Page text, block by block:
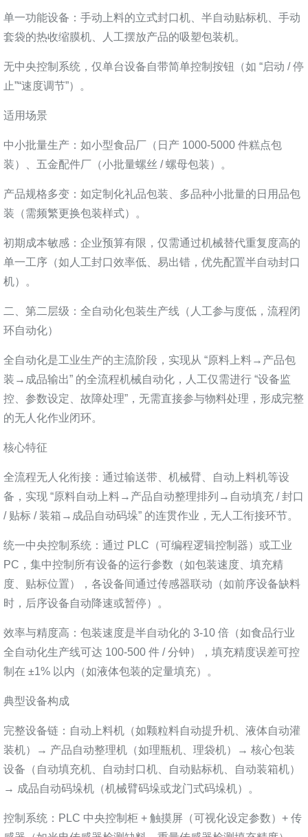
单一功能设备：手动上料的立式封口机、半自动贴标机、手动
套袋的热收缩膜机、人工摆放产品的吸塑包装机。
无中央控制系统，仅单台设备自带简单控制按钮（如 “启动 / 停
止”“速度调节”）。
适用场景
中小批量生产：如小型食品厂（日产 1000-5000 件糕点包
装）、五金配件厂（小批量螺丝 / 螺母包装）。
产品规格多变：如定制化礼品包装、多品种小批量的日用品包
装（需频繁更换包装样式）。
初期成本敏感：企业预算有限，仅需通过机械替代重复度高的
单一工序（如人工封口效率低、易出错，优先配置半自动封口
机）。
二、第二层级：全自动化包装生产线（人工参与度低，流程闭
环自动化）
全自动化是工业生产的主流阶段，实现从 “原料上料→产品包
装→成品输出” 的全流程机械自动化，人工仅需进行 “设备监
控、参数设定、故障处理”，无需直接参与物料处理，形成完整
的无人化作业闭环。
核心特征
全流程无人化衔接：通过输送带、机械臂、自动上料机等设
备，实现 “原料自动上料→产品自动整理排列→自动填充 / 封口
/ 贴标 / 装箱→成品自动码垛” 的连贯作业，无人工衔接环节。
统一中央控制系统：通过 PLC（可编程逻辑控制器）或工业
PC，集中控制所有设备的运行参数（如包装速度、填充精
度、贴标位置），各设备间通过传感器联动（如前序设备缺料
时，后序设备自动降速或暂停）。
效率与精度高：包装速度是半自动化的 3-10 倍（如食品行业
全自动化生产线可达 100-500 件 / 分钟），填充精度误差可控
制在 ±1% 以内（如液体包装的定量填充）。
典型设备构成
完整设备链：自动上料机（如颗粒料自动提升机、液体自动灌
装机）→ 产品自动整理机（如理瓶机、理袋机）→ 核心包装
设备（自动填充机、自动封口机、自动贴标机、自动装箱机）
→ 成品自动码垛机（机械臂码垛或龙门式码垛机）。
控制系统：PLC 中央控制柜 + 触摸屏（可视化设定参数）+ 传